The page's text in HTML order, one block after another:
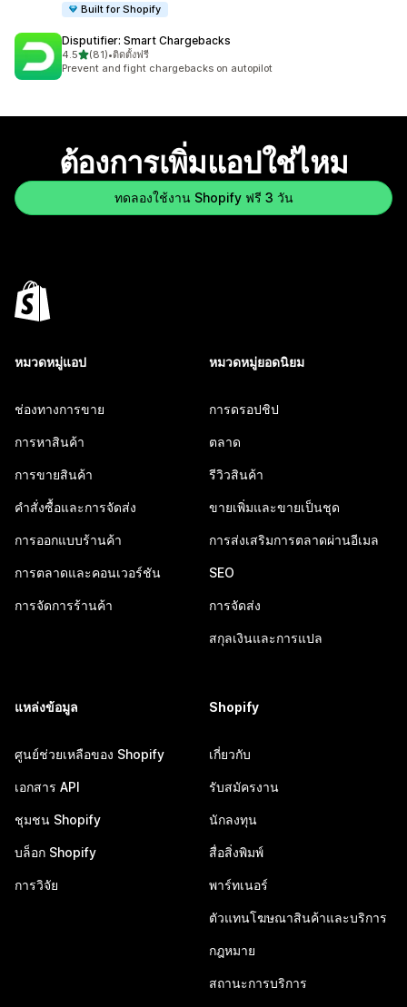
Built for Shopify
Disputifier: Smart Chargebacks
4.5เต็ม 5 ดาว
(81)
ทั้งหมด 81 รีวิว
•ติดตั้งฟรี
Prevent and fight chargebacks on autopilot
ต้องการเพิ่มแอปใช่ไหม
ทดลองใช้งาน Shopify ฟรี 3 วัน
หมวดหมู่แอป
ช่องทางการขาย
การหาสินค้า
การขายสินค้า
คำสั่งซื้อและการจัดส่ง
การออกแบบร้านค้า
การตลาดและคอนเวอร์ชัน
การจัดการร้านค้า
หมวดหมู่ยอดนิยม
การดรอปชิป
ตลาด
รีวิวสินค้า
ขายเพิ่มและขายเป็นชุด
การส่งเสริมการตลาดผ่านอีเมล
SEO
การจัดส่ง
สกุลเงินและการแปล
แหล่งข้อมูล
ศูนย์ช่วยเหลือของ Shopify
เอกสาร API
ชุมชน Shopify
บล็อก Shopify
การวิจัย
Shopify
เกี่ยวกับ
รับสมัครงาน
นักลงทุน
สื่อสิ่งพิมพ์
พาร์ทเนอร์
ตัวแทนโฆษณาสินค้าและบริการ
กฎหมาย
สถานะการบริการ